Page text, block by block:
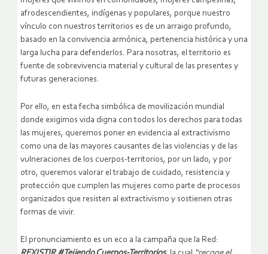
afrodescendientes, indígenas y populares, porque nuestro
vínculo con nuestros territorios es de un arraigo profundo,
basado en la convivencia armónica, pertenencia histórica y una
larga lucha para defenderlos. Para nosotras, el territorio es
fuente de sobrevivencia material y cultural de las presentes y
futuras generaciones.
Por ello, en esta fecha simbólica de movilización mundial
donde exigimos vida digna con todos los derechos para todas
las mujeres, queremos poner en evidencia al extractivismo
como una de las mayores causantes de las violencias y de las
vulneraciones de los cuerpos-territorios, por un lado, y por
otro, queremos valorar el trabajo de cuidado, resistencia y
protección que cumplen las mujeres como parte de procesos
organizados que resisten al extractivismo y sostienen otras
formas de vivir.
El pronunciamiento es un eco a la campaña que la Red: